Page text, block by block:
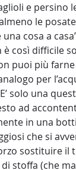
e persino
le
cosa a
è così difficile
puoi più
per
solo una
ad
in una
che si
sostituire il
stoffa (che